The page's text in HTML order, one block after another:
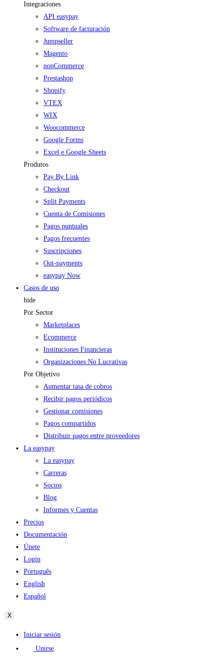
Integraciones
API easypay
Software de facturación
Jumpseller
Magento
nopCommerce
Prestashop
Shopify
VTEX
WIX
Woocommerce
Google Forms
Excel e Google Sheets
Produtos
Pay By Link
Checkout
Split Payments
Cuenta de Comisiones
Pagos puntuales
Pagos frecuentes
Suscripciones
Out-payments
easypay Now
Casos de uso
hide
Por Sector
Marketplaces
Ecommerce
Instituciones Financieras
Organizaciones No Lucrativas
Por Objetivo
Aumentar tasa de cobros
Recibir pagos periódicos
Gestionar comisiones
Pagos compartidos
Distribuir pagos entre proveedores
La easypay
La easypay
Carreras
Socios
Blog
Informes y Cuentas
Precios
Documentación
Únete
Login
Português
English
Español
X
Iniciar sesión
Unirse